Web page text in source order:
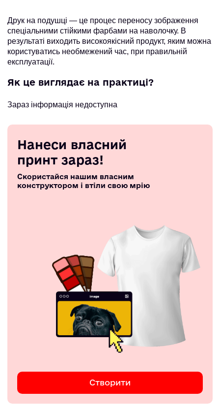
Друк на подушці — це процес переносу зображення
спеціальними стійкими фарбами на наволочку. В
результаті виходить високоякісний продукт, яким можна
користуватись необмежений час, при правильній
експлуатації.
Як це виглядає на практиці?
Зараз інформація недоступна
Нанеси власний
принт зараз!
Скористайся нашим власним
конструктором і втіли свою мрію
Створити